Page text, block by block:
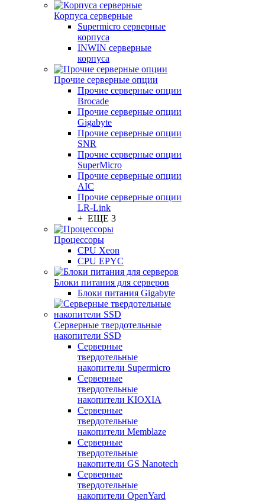
Корпуса серверные
Supermicro серверные
корпуса
INWIN серверные
корпуса
Прочие серверные опции
Прочие серверные опции
Brocade
Прочие серверные опции
Gigabyte
Прочие серверные опции
SNR
Прочие серверные опции
SuperMicro
Прочие серверные опции
AIC
Прочие серверные опции
LR-Link
+ ЕЩЕ 3
Процессоры
CPU Xeon
CPU EPYC
Блоки питания для серверов
Блоки питания Gigabyte
Серверные твердотельные
накопители SSD
Cерверные
твердотельные
накопители Supermicro
Cерверные
твердотельные
накопители KIOXIA
Cерверные
твердотельные
накопители Memblaze
Cерверные
твердотельные
накопители GS Nanotech
Серверные
твердотельные
накопители OpenYard